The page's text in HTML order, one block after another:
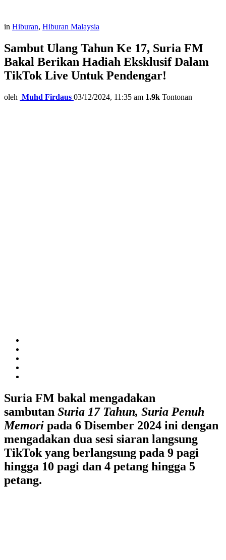
in Hiburan, Hiburan Malaysia
Sambut Ulang Tahun Ke 17, Suria FM
Bakal Berikan Hadiah Eksklusif Dalam
TikTok Live Untuk Pendengar!
oleh Muhd Firdaus 03/12/2024, 11:35 am 1.9k Tontonan
Suria FM bakal mengadakan
sambutan Suria 17 Tahun, Suria Penuh
Memori pada 6 Disember 2024 ini dengan
mengadakan dua sesi siaran langsung
TikTok yang berlangsung pada 9 pagi
hingga 10 pagi dan 4 petang hingga 5
petang.